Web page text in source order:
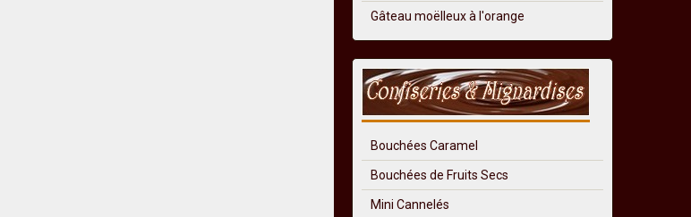
Gâteau moëlleux à l'orange
Bouchées Caramel
Bouchées de Fruits Secs
Mini Cannelés